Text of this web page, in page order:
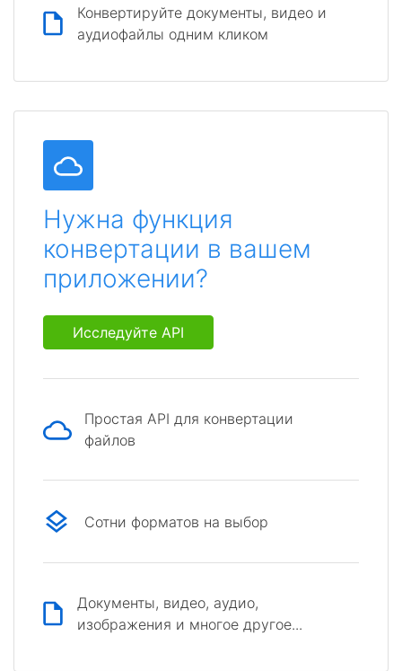
Конвертируйте документы, видео и
аудиофайлы одним кликом
Нужна функция
конвертации в вашем
приложении?
Исследуйте API
Простая API для конвертации
файлов
Сотни форматов на выбор
Документы, видео, аудио,
изображения и многое другое...